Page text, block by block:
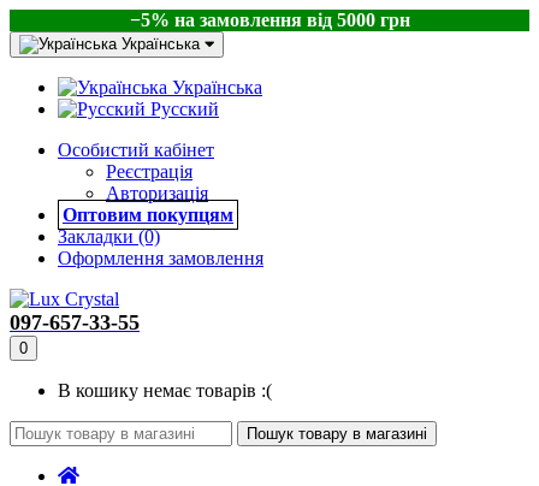
−5% на замовлення від 5000 грн
Українська
Українська
Русский
Особистий кабінет
Реєстрація
Авторизація
Оптовим покупцям
Закладки (0)
Оформлення замовлення
097-657-33-55
0
В кошику немає товарів :(
Пошук товару в магазині